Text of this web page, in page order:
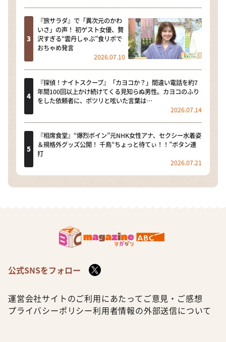
『旅サラダ』で「異次元のかわ
いさ」の声！ 初ゲスト女優、贅
沢すぎる“雲丹しゃぶ”食リポで
おちゃめ発言
2026.07.10
『探偵！ナイトスクープ』「カヨコか？」間違い電話を約7
年間100回以上かけ続けてくる見知らぬ男性。カヨコのふり
をした依頼者に、ポツリと呟いた言葉は…
2026.07.14
『相席食堂』“爆烈ボイン”元NHK女性アナ、セクシー水着姿
＆規格外グッズ公開！ 千鳥“ちょっと待てぃ！！”ボタン連
打
2026.07.21
公式SNSをフォロー
運営会社サイトのご利用にあたって ご意見・ご感想
プライバシーポリシー利用者情報の外部送信について